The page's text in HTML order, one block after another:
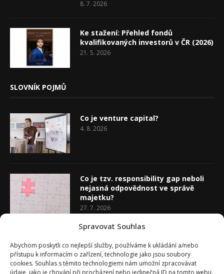
Spravovat Souhlas
Abychom poskytli co nejlepší služby, používáme k ukládání a/nebo
přístupu k informacím o zařízení, technologie jako jsou soubory
cookies. Souhlas s těmito technologiemi nám umožní zpracovávat
údaje, jako je chování při procházení nebo jedinečná ID na tomto webu.
8. 7. 2026
Ke stažení: Přehled fondů
kvalifikovaných investorů v ČR (2026)
21. 5. 2026
SLOVNÍK POJMŮ
Co je venture capital?
4. 8. 2026
Co je tzv. responsibility gap neboli
nejasná odpovědnost ve správě
majetku?
27. 7. 2026
20. 7. 2026